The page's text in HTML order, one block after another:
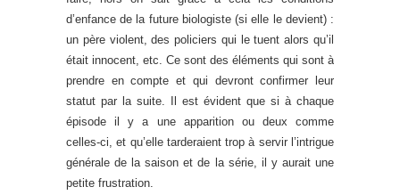
d’enfance de la future biologiste (si elle le devient) :
un père violent, des policiers qui le tuent alors qu’il
était innocent, etc. Ce sont des éléments qui sont à
prendre en compte et qui devront confirmer leur
statut par la suite. Il est évident que si à chaque
épisode il y a une apparition ou deux comme
celles-ci, et qu’elle tarderaient trop à servir l’intrigue
générale de la saison et de la série, il y aurait une
petite frustration.